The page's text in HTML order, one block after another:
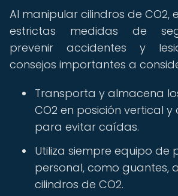
Al manipular cilindros de CO2,
estrictas medidas de
prevenir accidentes y
consejos importantes a
Transporta y almacena
CO2 en posición vertical y
para evitar caídas.
Utiliza siempre equipo de
personal, como guantes,
cilindros de CO2.